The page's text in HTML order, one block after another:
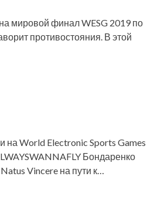
мировой финал WESG 2019 по
противостояния. В этой
World Electronic Sports Games
Бондаренко
Vincere на пути к…